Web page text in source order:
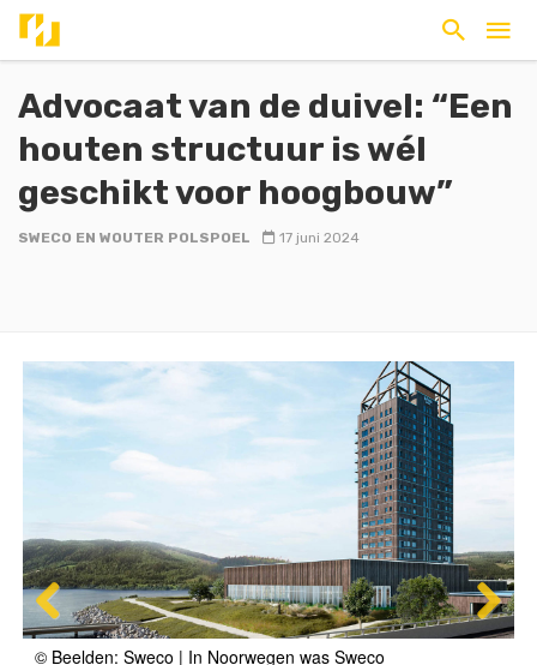
Advocaat van de duivel: “Een
houten structuur is wél
geschikt voor hoogbouw”
SWECO EN WOUTER POLSPOEL 17 juni 2024
© Beelden: Sweco | In Noorwegen was Sweco